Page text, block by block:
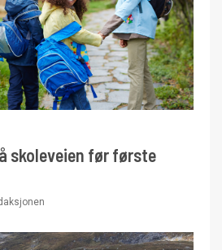
skoleveien før første